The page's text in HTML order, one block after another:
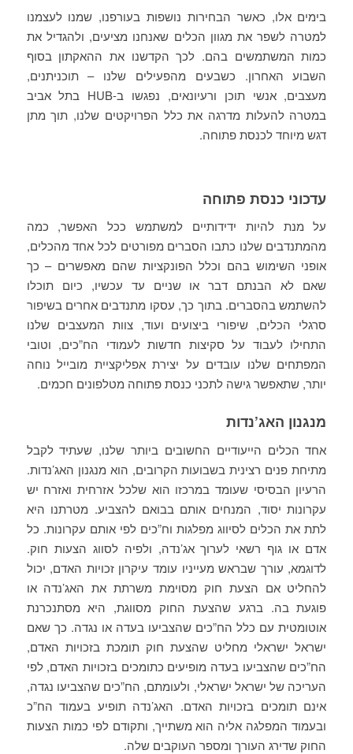
בימים אלו, כאשר הבחירות נושפות בעורפנו, שמנו לעצמנו
למטרה לשפר את מגוון הכלים שאנחנו מציעים, ולהגדיל את
כמות המשתמשים בהם. לכך הקדשנו את ההאקתון בסוף
השבוע האחרון. כשבעים מהפעילים שלנו – תוכניתנים,
מעצבים, אנשי תוכן ורעיונאים, נפגשו ב-HUB בתל אביב
במטרה להעלות מדרגה את כלל הפרויקטים שלנו, תוך מתן
דגש מיוחד לכנסת פתוחה.
עדכוני כנסת פתוחה
על מנת להיות ידידותיים למשתמש ככל האפשר, כמה
מהמתנדבים שלנו כתבו הסברים מפורטים לכל אחד מהכלים,
אופני השימוש בהם וכלל הפונקציות שהם מאפשרים – כך
שאם לא הבנתם דבר או שניים עד עכשיו, כיום תוכלו
להשתמש בהסברים. בתוך כך, עסקו מתנדבים אחרים בשיפור
סרגלי הכלים, שיפורי ביצועים ועוד, צוות המעצבים שלנו
התחילו לעבוד על סקיצות חדשות לעמודי הח”כים, וטובי
המפתחים שלנו עובדים על יצירת אפליקציית מובייל נוחה
יותר, שתאפשר גישה לתכני כנסת פתוחה מטלפונים חכמים.
מנגנון האג’נדות
אחד הכלים הייעודיים החשובים ביותר שלנו, שעתיד לקבל
מתיחת פנים רצינית בשבועות הקרובים, הוא מנגנון האג’נדות.
הרעיון הבסיסי שעומד במרכזו הוא שלכל אזרחית ואזרח יש
עקרונות יסוד, המנחים אותם בבואם להצביע. מטרתנו היא
לתת את הכלים לסיווג מפלגות וח”כים לפי אותם עקרונות. כל
אדם או גוף רשאי לערוך אג’נדה, ולפיה לסווג הצעות חוק.
לדוגמא, עורך שבראש מעייניו עומד עיקרון זכויות האדם, יכול
להחליט אם הצעת חוק מסוימת משרתת את האג’נדה או
פוגעת בה. ברגע שהצעת החוק מסווגת, היא מסתנכרנת
אוטומטית עם כלל הח”כים שהצביעו בעדה או נגדה. כך שאם
ישראל ישראלי מחליט שהצעת חוק תומכת בזכויות האדם,
הח”כים שהצביעו בעדה מופיעים כתומכים בזכויות האדם, לפי
העריכה של ישראל ישראלי, ולעומתם, הח”כים שהצביעו נגדה,
אינם תומכים בזכויות האדם. האג’נדה תופיע בעמוד הח”כ
ובעמוד המפלגה אליה הוא משתייך, ותקודם לפי כמות הצעות
החוק שדירג העורך ומספר העוקבים שלה.